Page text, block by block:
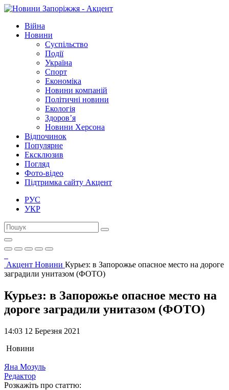
Війна
Новини
Суспільство
Події
Україна
Спорт
Економіка
Новини компаній
Політичні новини
Екологія
Здоров’я
Новини Херсона
Відпочинок
Популярне
Ексклюзив
Погляд
Фото-відео
Підтримка сайту Акцент
РУС
УКР
Акцент Новини Курьез: в Запорожье опасное место на дороге
заградили унитазом (ФОТО)
Курьез: в Запорожье опасное место на
дороге заградили унитазом (ФОТО)
14:03 12 Березня 2021
Новини
Яна Мозуль
Редактор
Розкажіть про статтю: